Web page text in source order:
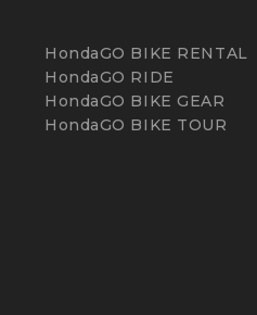
HondaGO BIKE RENTAL
HondaGO RIDE
HondaGO BIKE GEAR
HondaGO BIKE TOUR